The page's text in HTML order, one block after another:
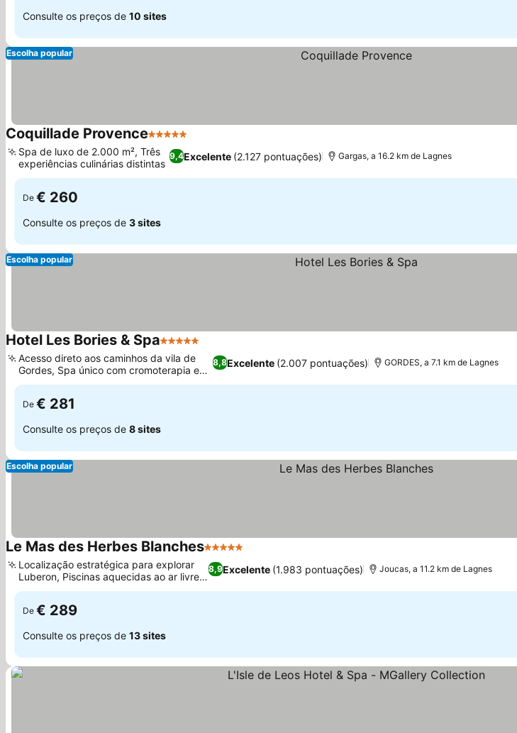
Consulte os preços de 10 sites
Escolha popular
Coquillade Provence5 Estrelas
9,4Excelente (2.127 pontuações)
Spa de luxo de 2.000 m², Três
experiências culinárias distintas
Gargas, a 16.2 km de Lagnes
De € 260
Consulte os preços de 3 sites
Escolha popular
Hotel Les Bories & Spa5 Estrelas
8,8Excelente (2.007 pontuações)
Acesso direto aos caminhos da vila de
Gordes, Spa único com cromoterapia e
terapia de luz
GORDES, a 7.1 km de Lagnes
De € 281
Consulte os preços de 8 sites
Escolha popular
Le Mas des Herbes Blanches5 Estrelas
8,9Excelente (1.983 pontuações)
Localização estratégica para explorar
Luberon, Piscinas aquecidas ao ar livre e
cobertas
Joucas, a 11.2 km de Lagnes
De € 289
Consulte os preços de 13 sites